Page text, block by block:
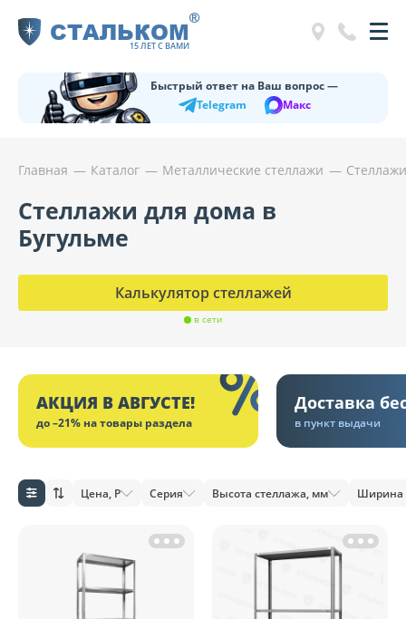
СТАЛЬКОМ
15 ЛЕТ С ВАМИ
®
Быстрый ответ на Ваш вопрос —
Telegram
Макс
Главная Каталог Металлические стеллажи
Стеллажи для дома в
Бугульме
Калькулятор стеллажей
в сети
АКЦИЯ В АВГУСТЕ!
до –21% на товары раздела
Доставка
в пункт выдачи
Цена, Р Серия Высота стеллажа, мм Ширина